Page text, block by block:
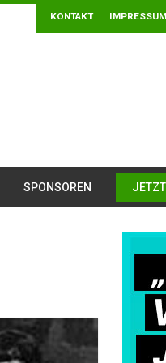
KONTAKT IMPRESSUM
SPONSOREN